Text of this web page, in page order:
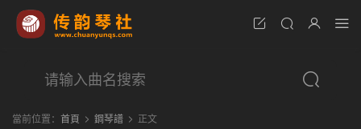
當前位置： 首頁 鋼琴譜 正文